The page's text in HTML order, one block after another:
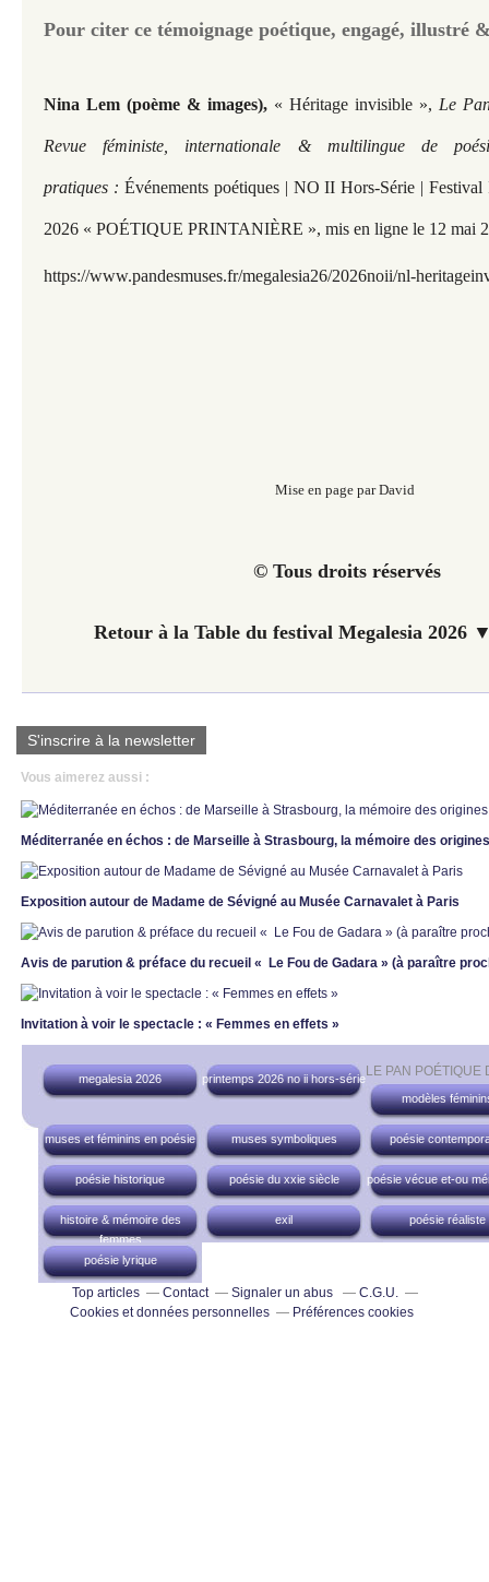
Pour citer ce témoignage poétique, engagé, illustré
Nina Lem (poème & images), « Héritage invisible », Le
Revue féministe, internationale & multilingue de
pratiques : Événements poétiques | NO II Hors-Série | Festival
2026 « POÉTIQUE PRINTANIÈRE », mis en ligne le 12 mai
https://www.pandesmuses.fr/megalesia26/2026noii/nl-
Mise en page par David
© Tous droits réservés
Retour à la Table du festival Megalesia 2026
S'inscrire à la newsletter
Vous aimerez aussi :
Méditerranée en échos : de Marseille à Strasbourg, la mémoire des
Exposition autour de Madame de Sévigné au Musée Carnavalet à Paris
Avis de parution & préface du recueil « Le Fou de Gadara » (à paraître
Invitation à voir le spectacle : « Femmes en effets »
LE PAN POÉTIQUE
megalesia 2026
printemps 2026 no ii hors-série
modèles
muses et féminins en poésie muses symboliques poésie
poésie historique poésie du xxie siècle poésie vécue et-ou
histoire & mémoire des
femmes
exil poésie réaliste
poésie lyrique
Top articles Contact Signaler un abus
C.G.U.
Cookies et données personnelles
Préférences cookies